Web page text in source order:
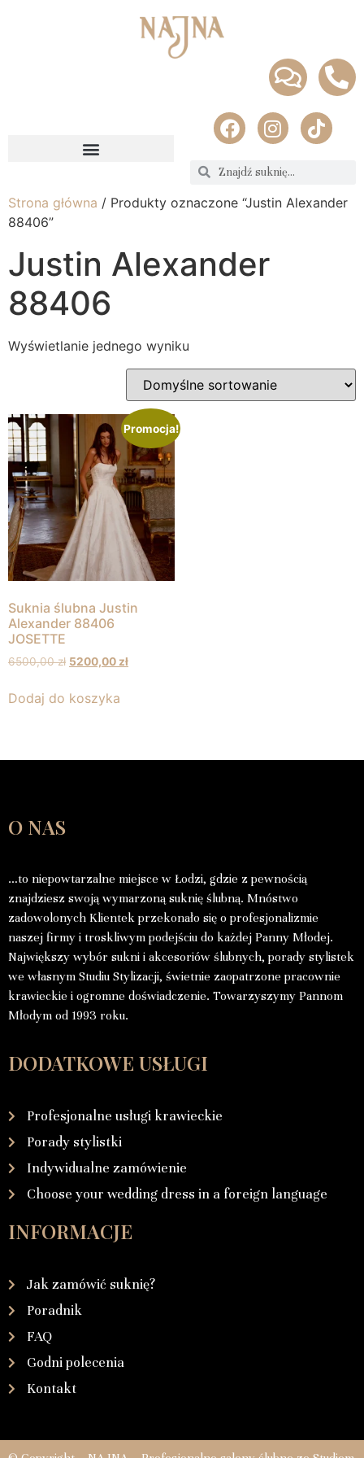
Strona główna / Produkty oznaczone “Justin Alexander
88406”
Justin Alexander
88406
Wyświetlanie jednego wyniku
Promocja!
Suknia ślubna Justin
Alexander 88406
JOSETTE
6500,00zł 5200,00zł
Dodaj do koszyka
O NAS
…to niepowtarzalne miejsce w Łodzi, gdzie z pewnością
znajdziesz swoją wymarzoną suknię ślubną. Mnóstwo
zadowolonych Klientek przekonało się o profesjonalizmie
naszej firmy i troskliwym podejściu do każdej Panny Młodej.
Największy wybór sukni i akcesoriów ślubnych, porady stylistek
we własnym Studiu Stylizacji, świetnie zaopatrzone pracownie
krawieckie i ogromne doświadczenie. Towarzyszymy Pannom
Młodym od 1993 roku.
DODATKOWE USŁUGI
Profesjonalne usługi krawieckie
Porady stylistki
Indywidualne zamówienie
Choose your wedding dress in a foreign language
INFORMACJE
Jak zamówić suknię?
Poradnik
FAQ
Godni polecenia
Kontakt